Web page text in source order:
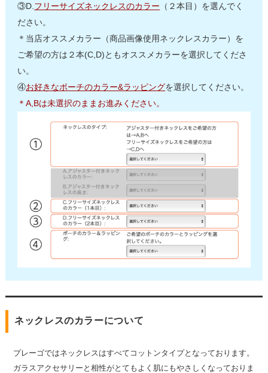
③D. フリーサイズネックレスのカラー （２本目）を選んでく
ださい。
＊当店オススメカラー（商品画像使用ネックレスカラー）を
ご希望の方は２本(C,D)ともオススメカラーを選択してくださ
い。
④お好きなポーチのカラー&ラッピングを選択してください。
＊A,Bは未選択のままお進みください。
ネックレスのカラーについて
プレーゴではネックレスはすべてコットンタイプとなっております。
ガラスアクセサリーと相性がとてもよく肌にもやさしくなっておりま